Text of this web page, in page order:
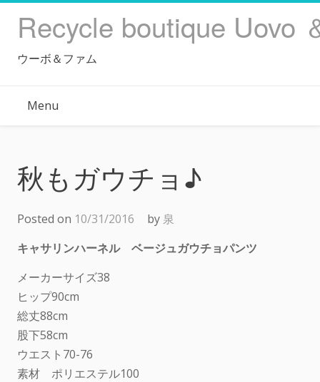
Recycle boutique Uovo
ウーボ＆ファム
Menu
秋もガウチョ♪
Posted on 10/31/2016 by 泉
キャサリンハーネル ベージュガウチョパンツ
メーカーサイズ38
ヒップ90cm
総丈88cm
股下58cm
ウエスト70-76
素材 ポリエステル100